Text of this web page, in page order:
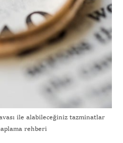
ile alabileceğiniz tazminatlar
rehberi